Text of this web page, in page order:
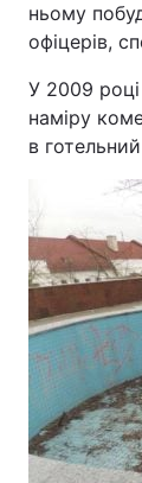
ньому
офіцерів,
У 2009 році
наміру
в